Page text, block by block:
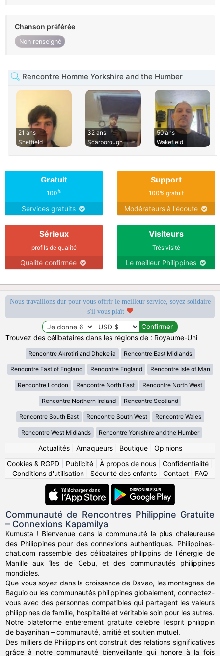
Chanson préférée
Non renseigné
Rencontre Homme Yorkshire and the Humber
21 ans
Sheffield
32 ans
Scarborough
50 ans
Wakefield
Gratuit
100%
Services gratuits
Support
100% gratuit
Modérateurs à l'écoute
Sérieux
profils de qualité
Qualité confirmée
Visiteurs
Très visité
Le meilleur Philippines
Nous travaillons dur pour vous offrir le meilleur service, soyez solidaire
s'il vous plaît
Trouvez des célibataires dans les régions de : Royaume-Uni
Rencontre Akrotiri and Dhekelia Rencontre East Midlands
Rencontre East of England Rencontre England Rencontre Isle of Man
Rencontre London Rencontre North East Rencontre North West
Rencontre Northern Ireland Rencontre Scotland
Rencontre South East Rencontre South West Rencontre Wales
Rencontre West Midlands Rencontre Yorkshire and the Humber
Actualités| Arnaqueurs| Boutique| Opinions
Cookies & RGPD
Publicité À propos de nous Confidentialité
Conditions d'utilisation| Sécurité des enfants| Contact| FAQ
Communauté de Rencontres Philippine Gratuite
– Connexions Kapamilya
Kumusta ! Bienvenue dans la communauté la plus chaleureuse
des Philippines pour des connexions authentiques. Philippines-
chat.com rassemble des célibataires philippins de l'énergie de
Manille aux îles de Cebu, et des communautés philippines
mondiales.
Que vous soyez dans la croissance de Davao, les montagnes de
Baguio ou les communautés philippines globalement, connectez-
vous avec des personnes compatibles qui partagent les valeurs
philippines de famille, hospitalité et véritable soin pour les autres.
Notre plateforme entièrement gratuite célèbre l'esprit philippin
de bayanihan – communauté, amitié et soutien mutuel.
Des milliers de Philippins ont construit des relations significatives
grâce à notre communauté bienveillante qui honore à la fois